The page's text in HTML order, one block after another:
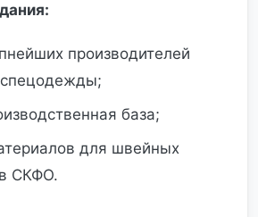
производителей
база;
для швейных
СКФО.